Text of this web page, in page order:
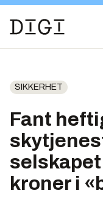
SIKKERHET
Fant
kroner i